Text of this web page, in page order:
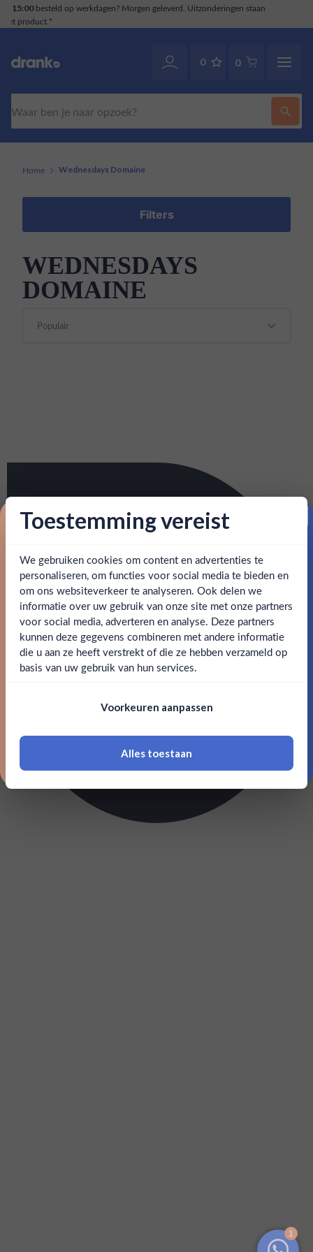
staan
Klantenservice070-2141946 . Ook via WhatsApp.
0 0
Ben jij 18 jaar of ouder?
Ja Nee
18 jaar of ouder zijn
Home Wednesdays Domaine
Filters
WEDNESDAYS
DOMAINE
Toestemming vereist
We gebruiken cookies om content en advertenties te
personaliseren, om functies voor social media te bieden en
om ons websiteverkeer te analyseren. Ook delen we
informatie over uw gebruik van onze site met onze partners
voor social media, adverteren en analyse. Deze partners
kunnen deze gegevens combineren met andere informatie
die u aan ze heeft verstrekt of die ze hebben verzameld op
basis van uw gebruik van hun services.
Voorkeuren aanpassen
Alles toestaan
Proost op je eerste korting!
Schrijf je in en ontvang direct 5% korting op je eerste
bestelling.
Email
Claim mijn korting